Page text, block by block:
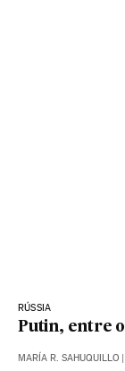
RÚSSIA
Putin, entre
MARÍA R. SAHUQUILLO